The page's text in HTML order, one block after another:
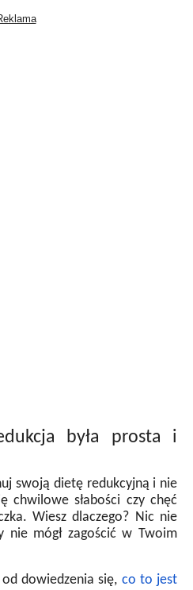
była prosta i
swoją dietę redukcyjną i nie
chwilowe słabości czy chęć
Wiesz dlaczego? Nic nie
nie mógł zagościć w Twoim
dowiedzenia się, co to jest